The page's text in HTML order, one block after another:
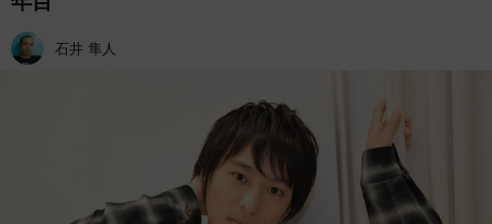
石井 隼人